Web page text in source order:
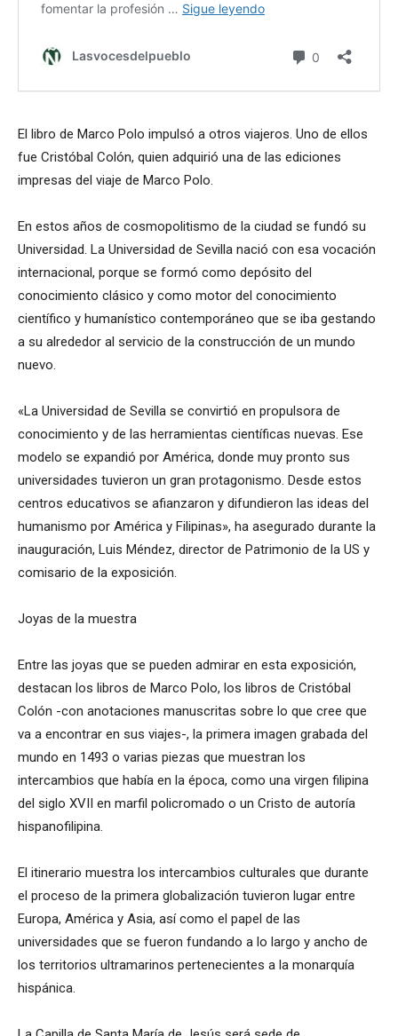
El libro de Marco Polo impulsó a otros viajeros. Uno de ellos
fue Cristóbal Colón, quien adquirió una de las ediciones
impresas del viaje de Marco Polo.
En estos años de cosmopolitismo de la ciudad se fundó su
Universidad. La Universidad de Sevilla nació con esa vocación
internacional, porque se formó como depósito del
conocimiento clásico y como motor del conocimiento
científico y humanístico contemporáneo que se iba gestando
a su alrededor al servicio de la construcción de un mundo
nuevo.
«La Universidad de Sevilla se convirtió en propulsora de
conocimiento y de las herramientas científicas nuevas. Ese
modelo se expandió por América, donde muy pronto sus
universidades tuvieron un gran protagonismo. Desde estos
centros educativos se afianzaron y difundieron las ideas del
humanismo por América y Filipinas», ha asegurado durante la
inauguración, Luis Méndez, director de Patrimonio de la US y
comisario de la exposición.
Joyas de la muestra
Entre las joyas que se pueden admirar en esta exposición,
destacan los libros de Marco Polo, los libros de Cristóbal
Colón -con anotaciones manuscritas sobre lo que cree que
va a encontrar en sus viajes-, la primera imagen grabada del
mundo en 1493 o varias piezas que muestran los
intercambios que había en la época, como una virgen filipina
del siglo XVII en marfil policromado o un Cristo de autoría
hispanofilipina.
El itinerario muestra los intercambios culturales que durante
el proceso de la primera globalización tuvieron lugar entre
Europa, América y Asia, así como el papel de las
universidades que se fueron fundando a lo largo y ancho de
los territorios ultramarinos pertenecientes a la monarquía
hispánica.